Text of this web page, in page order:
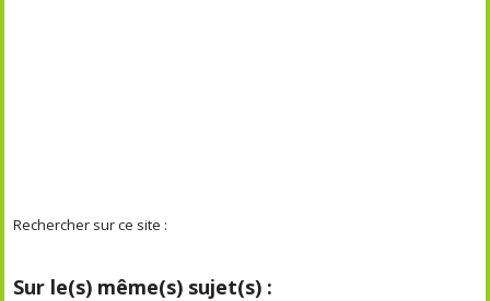
Rechercher sur ce site :
Sur le(s) même(s) sujet(s) :